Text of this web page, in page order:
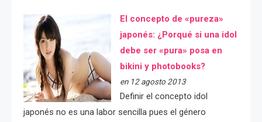
El concepto de «pureza»
japonés: ¿Porqué si una idol
debe ser «pura» posa en
bikini y photobooks?
en 12 agosto 2013
Definir el concepto idol
japonés no es una labor sencilla pues el género